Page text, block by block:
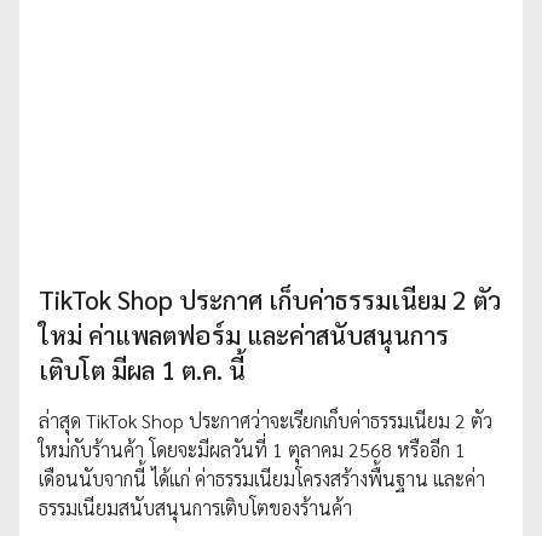
TikTok Shop ประกาศ เก็บค่าธรรมเนียม 2 ตัว
ใหม่ ค่าแพลตฟอร์ม และค่าสนับสนุนการ
เติบโต มีผล 1 ต.ค. นี้
ล่าสุด TikTok Shop ประกาศว่าจะเรียกเก็บค่าธรรมเนียม 2 ตัว
ใหม่กับร้านค้า โดยจะมีผลวันที่ 1 ตุลาคม 2568 หรืออีก 1
เดือนนับจากนี้ ได้แก่ ค่าธรรมเนียมโครงสร้างพื้นฐาน และค่า
ธรรมเนียมสนับสนุนการเติบโตของร้านค้า